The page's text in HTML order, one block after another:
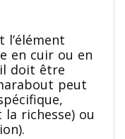
l’élément
en cuir ou en
doit être
peut
richesse) ou